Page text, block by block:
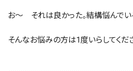
お～ それは良かった。結構悩んでい
そんなお悩みの方は1度いらしてくだ